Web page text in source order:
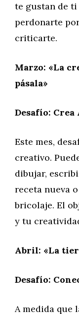
te gustan de
perdonarte
criticarte.
Marzo: «La
pásala»
Desafío: Crea
Este mes,
creativo.
dibujar,
receta nueva
bricolaje. El
y tu
Abril: «La
Desafío:
A medida que